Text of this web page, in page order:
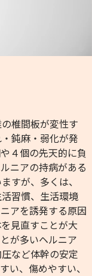
椎間板が変性す
鈍麻・弱化が発
４個の先天的に負
ニアの持病がある
すが、多くは、
習慣、生活環境
アを誘発する原因
見直すことが大
が多いヘルニア
など体幹の安定
い、傷めやすい、